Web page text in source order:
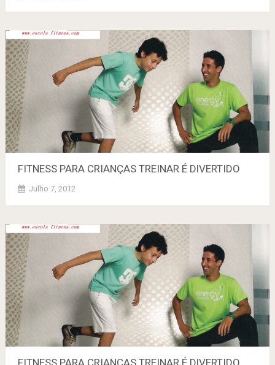
FITNESS PARA CRIANÇAS TREINAR É DlVERTIDO
Julho 7, 2012
FITNESS PARA CRIANÇAS TREINAR É DlVERTIDO